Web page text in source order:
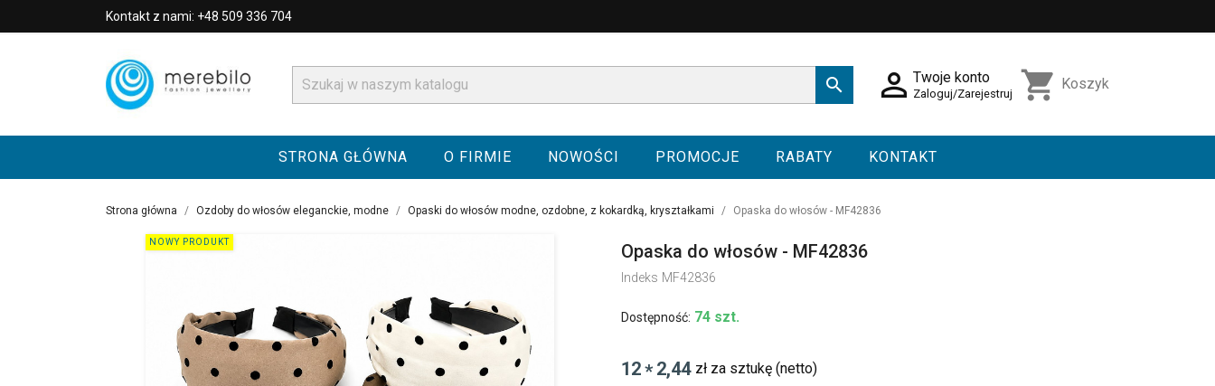
Kontakt z nami: +48 509 336 704
  Twoje konto
Zaloguj/Zarejestruj shopping_cart Koszyk
STRONA GŁÓWNA O FIRMIE NOWOŚCI PROMOCJE RABATY KONTAKT
Strona główna Ozdoby do włosów eleganckie, modne Opaski do włosów modne, ozdobne, z kokardką, kryształkami Opaska do włosów - MF42836
NOWY PRODUKT Opaska do włosów - MF42836
Indeks MF42836
Dostępność: 74 szt.
12* 2,44 zł za sztukę (netto)